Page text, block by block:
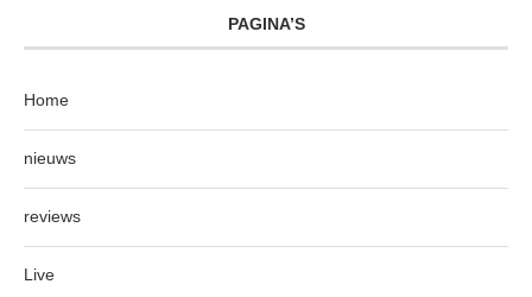
PAGINA’S
Home
nieuws
reviews
Live